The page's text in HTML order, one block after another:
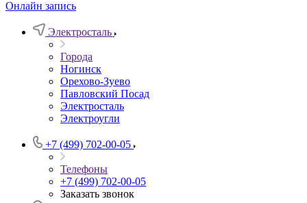
Онлайн запись
Электросталь
Города
Ногинск
Орехово-Зуево
Павловский Посад
Электросталь
Электроугли
+7 (499) 702-00-05
Телефоны
+7 (499) 702-00-05
Заказать звонок